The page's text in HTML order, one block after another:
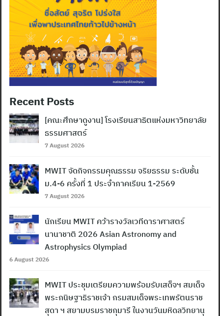
Recent Posts
[คณะศึกษาดูงาน] โรงเรียนสาธิตแห่งมหาวิทยาลัย
ธรรมศาสตร์
7 August 2026
MWIT จัดกิจกรรมคุณธรรม จริยธรรม ระดับชั้น
ม.4-6 ครั้งที่ 1 ประจำภาคเรียน 1-2569
7 August 2026
นักเรียน MWIT คว้ารางวัลเวทีดาราศาสตร์
นานาชาติ 2026 Asian Astronomy and
Astrophysics Olympiad
6 August 2026
MWIT ประชุมเตรียมความพร้อมรับเสด็จฯ สมเด็จ
พระกนิษฐาธิราชเจ้า กรมสมเด็จพระเทพรัตนราช
สุดา ฯ สยามบรมราชกุมารี ในงานวันมหิดลวิทยานุ